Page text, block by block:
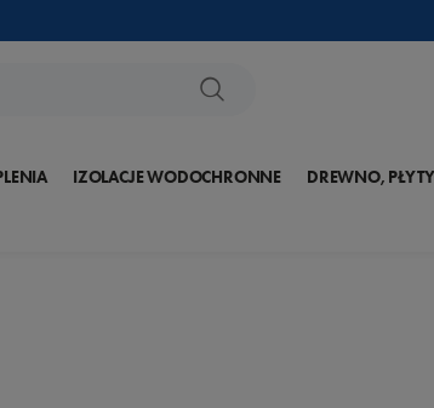
IZOLACJE WODOCHRONNE DREWNO,